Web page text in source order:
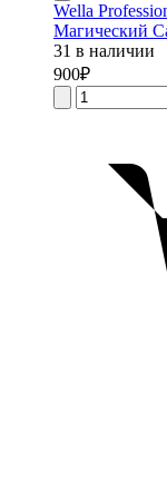
Wella
Магический
31 в наличии
900₽